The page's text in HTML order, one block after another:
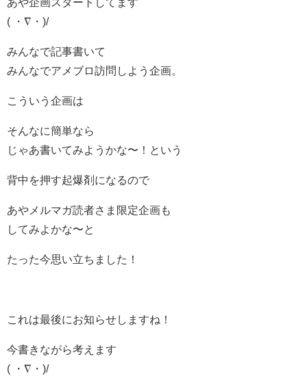
あや企画スタートしてます
( ・∇・)/
みんなで記事書いて
みんなでアメブロ訪問しよう企画。
こういう企画は
そんなに簡単なら
じゃあ書いてみようかな〜！という
背中を押す起爆剤になるので
あやメルマガ読者さま限定企画も
してみよかな〜と
たった今思い立ちました！
これは最後にお知らせしますね！
今書きながら考えます
( ・∇・)/